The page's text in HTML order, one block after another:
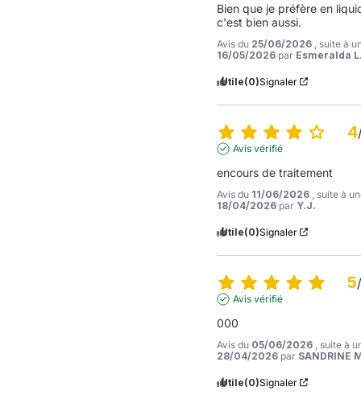
Bien que je préfère en
c'est bien aussi.
Avis du 25/06/2026
, suite à
16/05/2026 par Esmeralda
Utile(0)Signaler
4
Avis vérifié
encours de traitement
Avis du 11/06/2026
, suite à
18/04/2026 par Y.J.
Utile(0)Signaler
5/
Avis vérifié
000
Avis du 05/06/2026
, suite à
28/04/2026 par SANDRINE
Utile(0)Signaler